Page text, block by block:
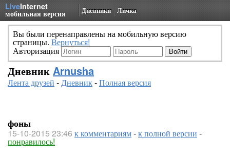
LiveInternet
мобильная версия Дневники Личка
Вы были перенаправлены на мобильную версию
страницы. Вернуться!
Авторизация
Дневник Arnusha
Лента друзей -Дневник-Полная версия
фоны
15-10-2015 23:46 к комментариям-к полной версии -
понравилось!